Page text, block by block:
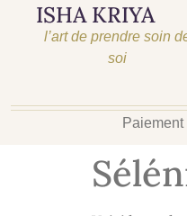
ISHA KRIYA
l’art de prendre soin
soi